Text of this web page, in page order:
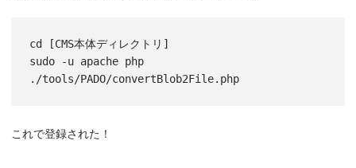
cd [CMS本体ディレクトリ]
sudo -u apache php
./tools/PADO/convertBlob2File.php
これで登録された！